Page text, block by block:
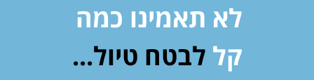
לא תאמינו כמה
קל לבטח טיול...